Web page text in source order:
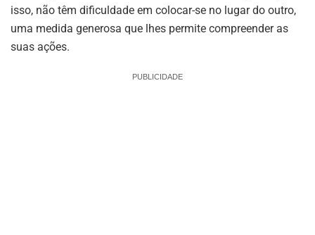
isso, não têm dificuldade em colocar-se no lugar do outro,
uma medida generosa que lhes permite compreender as
suas ações.
PUBLICIDADE